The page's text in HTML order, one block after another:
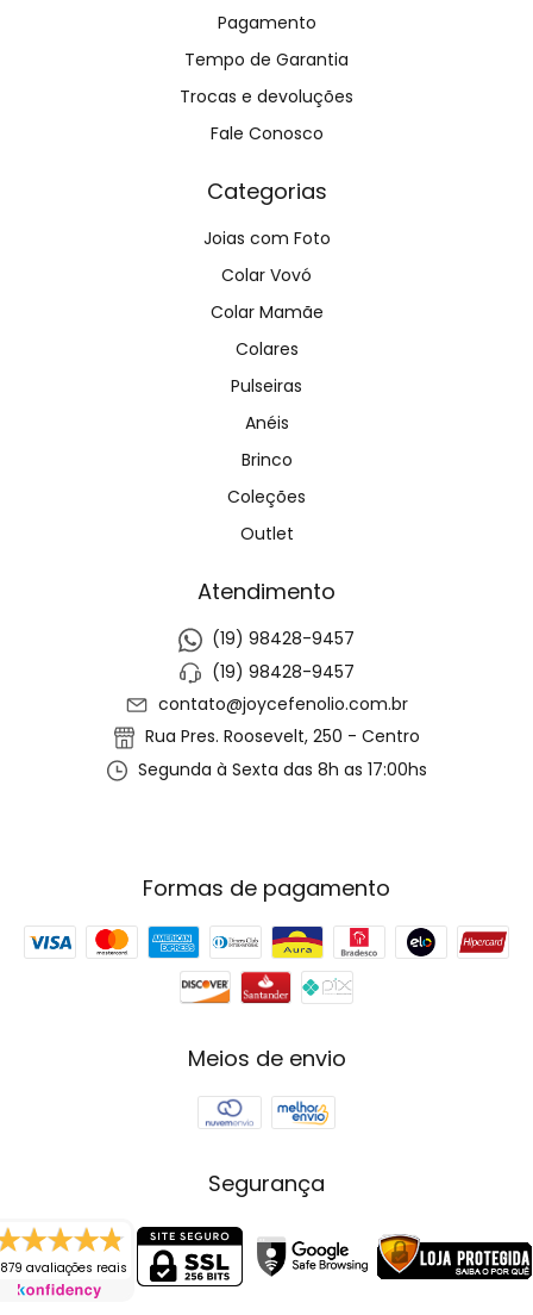
Pagamento
Tempo de Garantia
Trocas e devoluções
Fale Conosco
Categorias
Joias com Foto
Colar Vovó
Colar Mamãe
Colares
Pulseiras
Anéis
Brinco
Coleções
Outlet
Atendimento
(19) 98428-9457
(19) 98428-9457
contato@joycefenolio.com.br
Rua Pres. Roosevelt, 250 - Centro
Segunda à Sexta das 8h as 17:00hs
Formas de pagamento
Meios de envio
Segurança
avaliações reais